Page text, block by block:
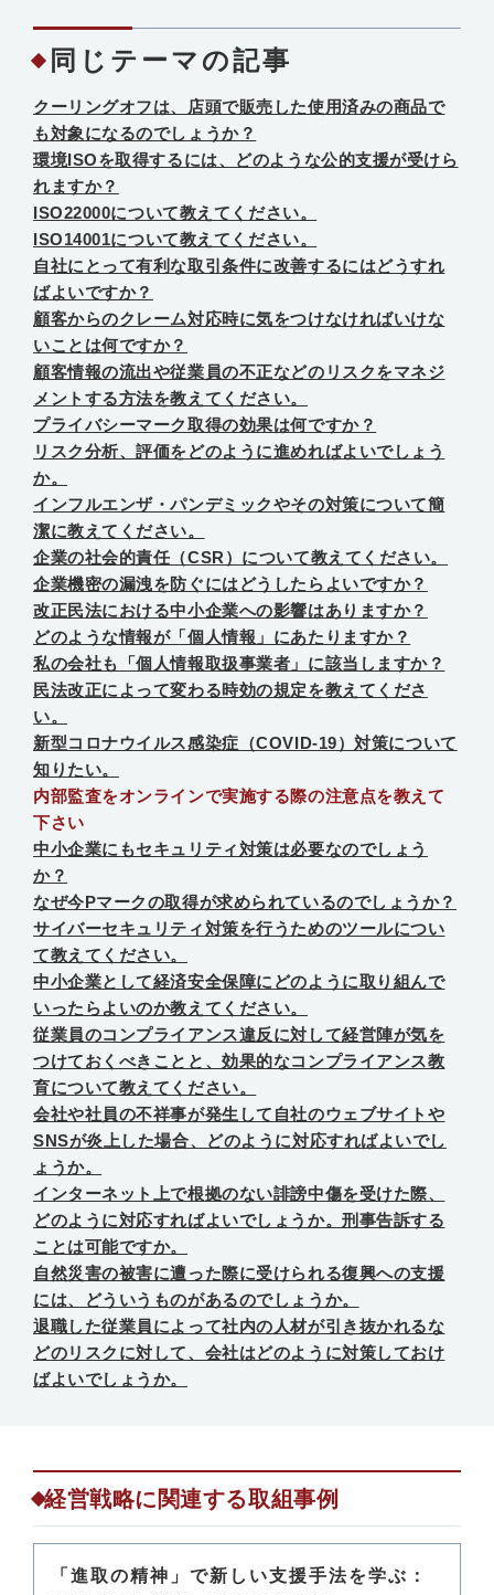
同じテーマの記事
クーリングオフは、店頭で販売した使用済みの商品で
も対象になるのでしょうか？
環境ISOを取得するには、どのような公的支援が受けら
れますか？
ISO22000について教えてください。
ISO14001について教えてください。
自社にとって有利な取引条件に改善するにはどうすれ
ばよいですか？
顧客からのクレーム対応時に気をつけなければいけな
いことは何ですか？
顧客情報の流出や従業員の不正などのリスクをマネジ
メントする方法を教えてください。
プライバシーマーク取得の効果は何ですか？
リスク分析、評価をどのように進めればよいでしょう
か。
インフルエンザ・パンデミックやその対策について簡
潔に教えてください。
企業の社会的責任（CSR）について教えてください。
企業機密の漏洩を防ぐにはどうしたらよいですか？
改正民法における中小企業への影響はありますか？
どのような情報が「個人情報」にあたりますか？
私の会社も「個人情報取扱事業者」に該当しますか？
民法改正によって変わる時効の規定を教えてくださ
い。
新型コロナウイルス感染症（COVID-19）対策について
知りたい。
内部監査をオンラインで実施する際の注意点を教えて
下さい
中小企業にもセキュリティ対策は必要なのでしょう
か？
なぜ今Pマークの取得が求められているのでしょうか？
サイバーセキュリティ対策を行うためのツールについ
て教えてください。
中小企業として経済安全保障にどのように取り組んで
いったらよいのか教えてください。
従業員のコンプライアンス違反に対して経営陣が気を
つけておくべきことと、効果的なコンプライアンス教
育について教えてください。
会社や社員の不祥事が発生して自社のウェブサイトや
SNSが炎上した場合、どのように対応すればよいでし
ょうか。
インターネット上で根拠のない誹謗中傷を受けた際、
どのように対応すればよいでしょうか。刑事告訴する
ことは可能ですか。
自然災害の被害に遭った際に受けられる復興への支援
には、どういうものがあるのでしょうか。
退職した従業員によって社内の人材が引き抜かれるな
どのリスクに対して、会社はどのように対策しておけ
ばよいでしょうか。
経営戦略に関連する取組事例
「進取の精神」で新しい支援手法を学ぶ：